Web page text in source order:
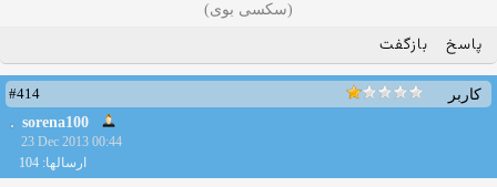
(سکسی بوی)
پاسخ بازگفت
کاربر
#414
sorena100
23 Dec 2013 00:44
ارسالها: 104